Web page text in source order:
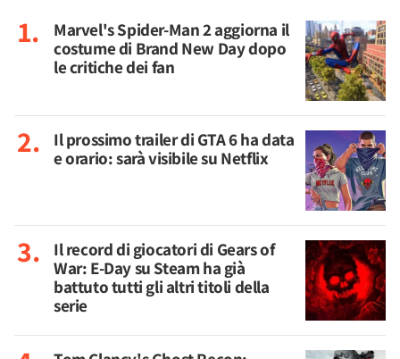
Marvel's Spider-Man 2 aggiorna il
costume di Brand New Day dopo
le critiche dei fan
Il prossimo trailer di GTA 6 ha data
e orario: sarà visibile su Netflix
Il record di giocatori di Gears of
War: E-Day su Steam ha già
battuto tutti gli altri titoli della
serie